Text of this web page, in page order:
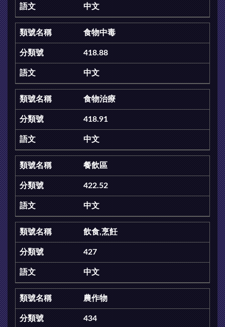
中文
食物中毒
418.88
中文
食物治療
418.91
中文
餐飲區
422.52
中文
飲食,烹飪
427
中文
農作物
434